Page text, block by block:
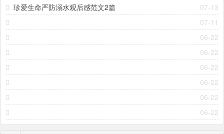
07-13
珍爱生命严防溺水观后感范文2篇
07-11
06-22
06-22
06-22
06-22
06-22
06-22